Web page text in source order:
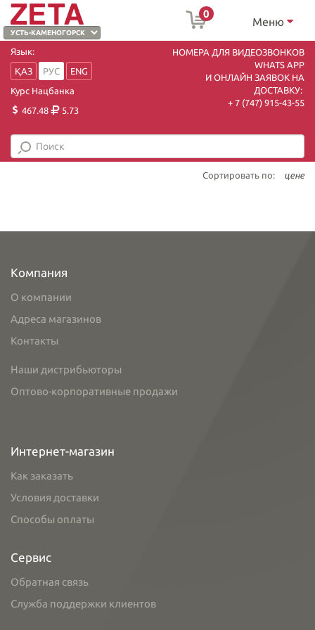
0
Меню
Язык:
ҚАЗ
РУС
ENG
Курс Нацбанка
467.48
5.73
НОМЕРА ДЛЯ ВИДЕОЗВОНКОВ
WHATS APP
И ОНЛАЙН ЗАЯВОК НА
ДОСТАВКУ:
+ 7 (747) 915-43-55
Сортировать по: цене
Компания
О компании
Адреса магазинов
Контакты
Наши дистрибьюторы
Оптово-корпоративные продажи
Интернет-магазин
Как заказать
Условия доставки
Способы оплаты
Сервис
Обратная связь
Служба поддержки клиентов